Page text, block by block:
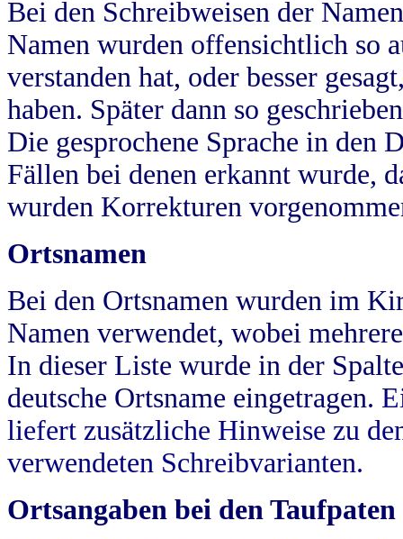
Bei den Schreibweisen der
Namen wurden offensichtlich so
verstanden hat, oder besser
haben. Später dann so
Die gesprochene Sprache in
Fällen bei denen erkannt wurde,
wurden Korrekturen
Ortsnamen
Bei den Ortsnamen wurden im
Namen verwendet, wobei
In dieser Liste wurde in der
deutsche Ortsname eingetragen.
liefert zusätzliche Hinweise zu
verwendeten Schreibvarianten.
Ortsangaben bei den Taufpaten